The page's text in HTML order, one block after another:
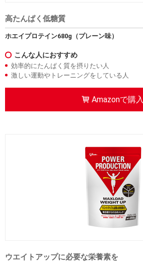
高たんぱく低糖質
ホエイプロテイン680g（プレーン味）
こんな人におすすめ
効率的にたんぱく質を摂りたい人
激しい運動やトレーニングをしている人
Amazonで購入
ウエイトアップに必要な栄養素を